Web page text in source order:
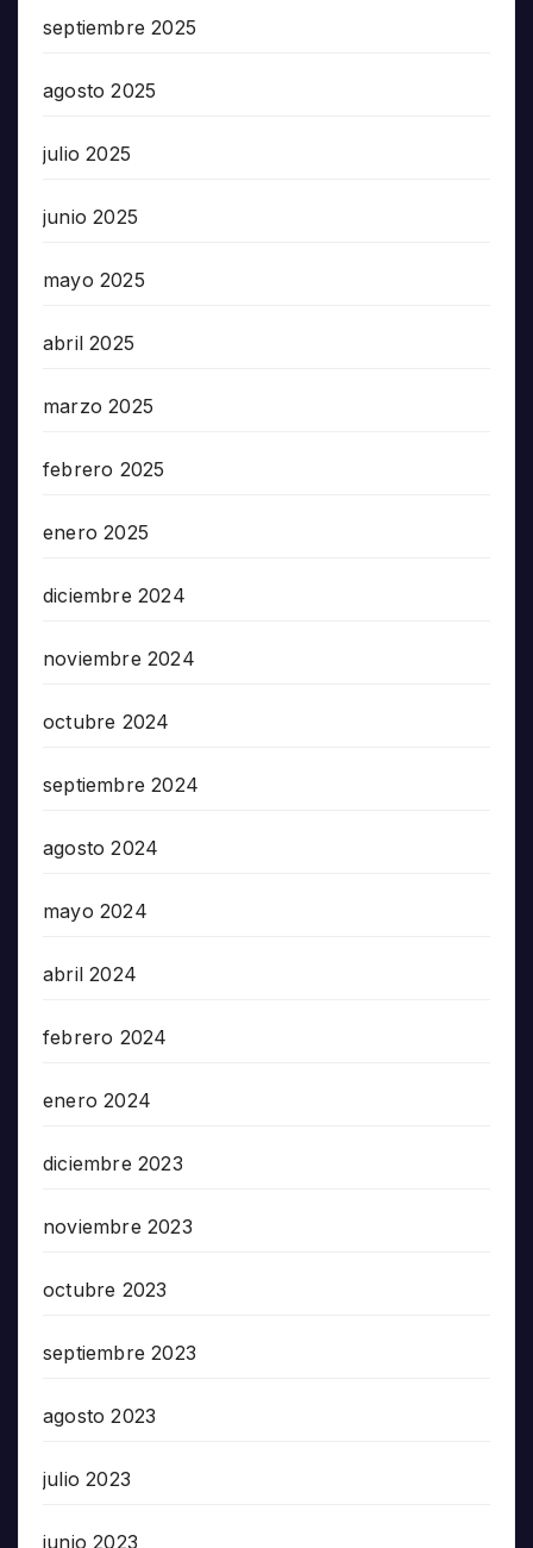
septiembre 2025
agosto 2025
julio 2025
junio 2025
mayo 2025
abril 2025
marzo 2025
febrero 2025
enero 2025
diciembre 2024
noviembre 2024
octubre 2024
septiembre 2024
agosto 2024
mayo 2024
abril 2024
febrero 2024
enero 2024
diciembre 2023
noviembre 2023
octubre 2023
septiembre 2023
agosto 2023
julio 2023
junio 2023